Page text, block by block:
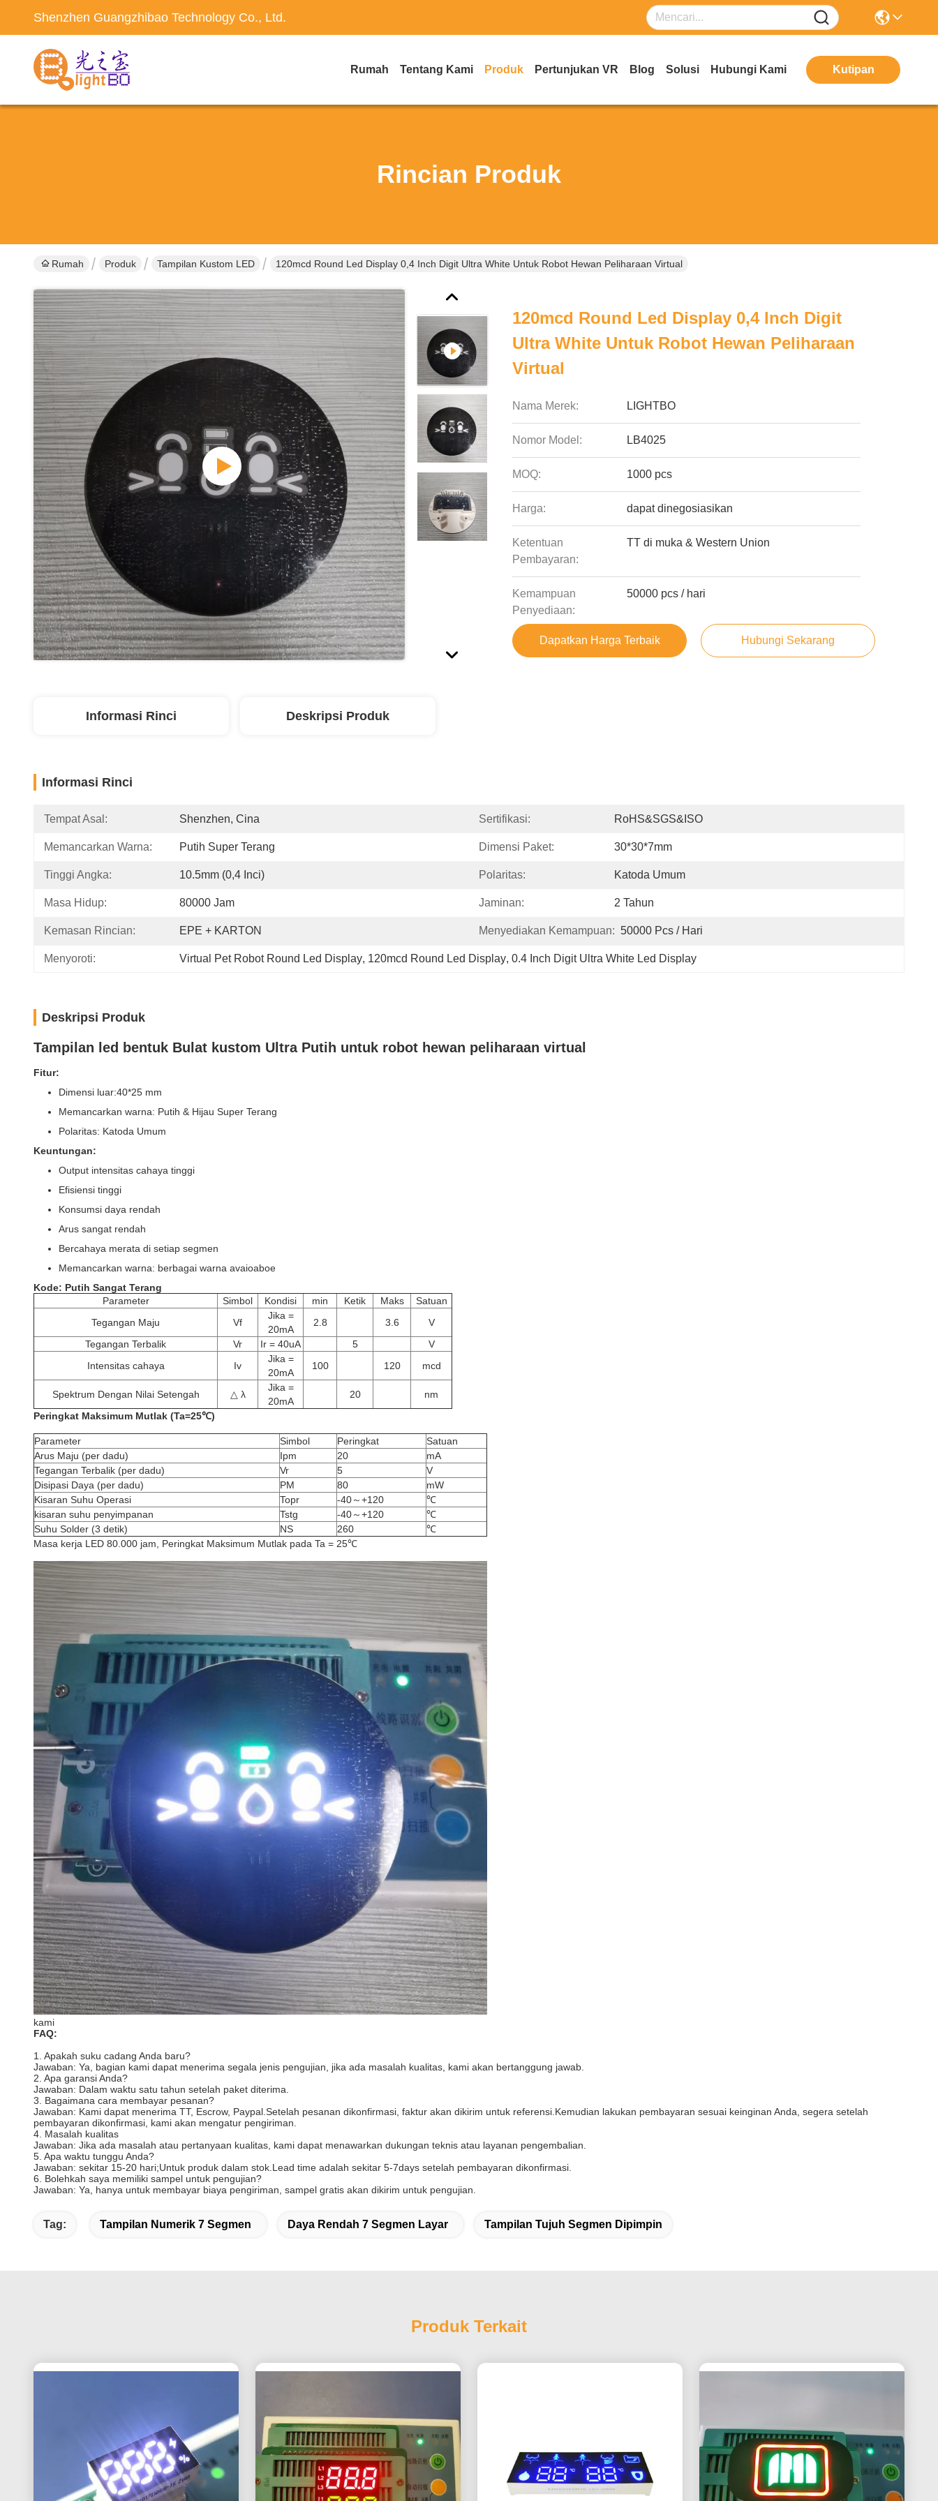
Shenzhen Guangzhibao Technology Co., Ltd.
Rumah Tentang Kami Produk Pertunjukan VR Blog Solusi Hubungi Kami Kutipan
Rincian Produk
Rumah Produk Tampilan Kustom LED 120mcd Round Led Display 0,4 Inch Digit Ultra White Untuk Robot Hewan Peliharaan Virtual
120mcd Round Led Display 0,4 Inch Digit
Ultra White Untuk Robot Hewan Peliharaan
Virtual
Nama Merek: LIGHTBO
Nomor Model: LB4025
MOQ: 1000 pcs
Harga: dapat dinegosiasikan
Ketentuan
Pembayaran:
TT di muka & Western Union
Kemampuan
Penyediaan:
50000 pcs / hari
Dapatkan Harga Terbaik Hubungi Sekarang
Informasi Rinci Deskripsi Produk
Informasi Rinci
Tempat Asal: Shenzhen, Cina Sertifikasi: RoHS&SGS&ISO
Memancarkan Warna: Putih Super Terang Dimensi Paket: 30*30*7mm
Tinggi Angka: 10.5mm (0,4 Inci) Polaritas: Katoda Umum
Masa Hidup: 80000 Jam Jaminan: 2 Tahun
Kemasan Rincian: EPE + KARTON Menyediakan Kemampuan: 50000 Pcs / Hari
Menyoroti: Virtual Pet Robot Round Led Display, 120mcd Round Led Display, 0.4 Inch Digit Ultra White Led Display
Deskripsi Produk
Tampilan led bentuk Bulat kustom Ultra Putih untuk robot hewan peliharaan virtual
Fitur:
Dimensi luar:40*25 mm
Memancarkan warna: Putih & Hijau Super Terang
Polaritas: Katoda Umum
Keuntungan:
Output intensitas cahaya tinggi
Efisiensi tinggi
Konsumsi daya rendah
Arus sangat rendah
Bercahaya merata di setiap segmen
Memancarkan warna: berbagai warna avaioaboe
Kode: Putih Sangat Terang
Parameter
Simbol Kondisi min Ketik Maks
Satuan
Tegangan Maju
Vf
Jika =
20mA
2.8 3.6
V
Tegangan Terbalik
Vr Ir = 40uA 5
V
Intensitas cahaya
Iv
Jika =
20mA
100 120 mcd
Spektrum Dengan Nilai Setengah △ λ
Jika =
20mA
20
nm
Peringkat Maksimum Mutlak (Ta=25℃)
Parameter Simbol Peringkat
Satuan
Arus Maju (per dadu)
Ipm 20
mA
Tegangan Terbalik (per dadu)
Vr 5
V
Disipasi Daya (per dadu)
PM 80
mW
Kisaran Suhu Operasi
Topr -40～+120
℃
kisaran suhu penyimpanan
Tstg -40～+120
℃
Suhu Solder (3 detik)
NS 260
℃
Masa kerja LED 80.000 jam, Peringkat Maksimum Mutlak pada Ta = 25℃
kami
FAQ:
1. Apakah suku cadang Anda baru?
Jawaban: Ya, bagian kami dapat menerima segala jenis pengujian, jika ada masalah kualitas, kami akan bertanggung jawab.
2. Apa garansi Anda?
Jawaban: Dalam waktu satu tahun setelah paket diterima.
3. Bagaimana cara membayar pesanan?
Jawaban: Kami dapat menerima TT, Escrow, Paypal.Setelah pesanan dikonfirmasi, faktur akan dikirim untuk referensi.Kemudian lakukan pembayaran sesuai keinginan Anda, segera setelah
pembayaran dikonfirmasi, kami akan mengatur pengiriman.
4. Masalah kualitas
Jawaban: Jika ada masalah atau pertanyaan kualitas, kami dapat menawarkan dukungan teknis atau layanan pengembalian.
5. Apa waktu tunggu Anda?
Jawaban: sekitar 15-20 hari;Untuk produk dalam stok.Lead time adalah sekitar 5-7days setelah pembayaran dikonfirmasi.
6. Bolehkah saya memiliki sampel untuk pengujian?
Jawaban: Ya, hanya untuk membayar biaya pengiriman, sampel gratis akan dikirim untuk pengujian.
Tag: Tampilan Numerik 7 Segmen Daya Rendah 7 Segmen Layar Tampilan Tujuh Segmen Dipimpin
Produk Terkait